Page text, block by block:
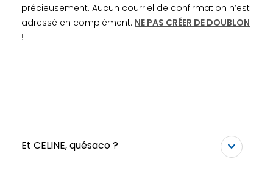
précieusement. Aucun courriel de confirmation n’est
adressé en complément. NE PAS CRÉER DE DOUBLON
!
Et CELINE, quésaco ?